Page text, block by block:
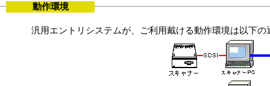
動作環境
汎用エントリシステムが、ご利用戴ける動作環境は以下の